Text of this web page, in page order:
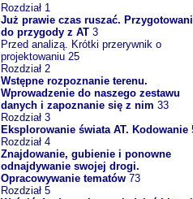
Rozdział 1
Już prawie czas ruszać.
do przygody z AT 3
Przed analizą. Krótki przerywnik o
projektowaniu 25
Rozdział 2
Wstępne rozpoznanie terenu.
Wprowadzenie do naszego zestawu
danych i zapoznanie się z nim 33
Rozdział 3
Eksplorowanie świata AT. Kodowanie
Rozdział 4
Znajdowanie, gubienie i ponowne
odnajdywanie swojej drogi.
Opracowywanie tematów 73
Rozdział 5